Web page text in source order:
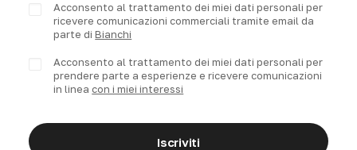
Acconsento al trattamento dei miei dati personali per
ricevere comunicazioni commerciali tramite email da
parte diBianchi
Acconsento al trattamento dei miei dati personali per
prendere parte a esperienze e ricevere comunicazioni
in lineacon i miei interessi